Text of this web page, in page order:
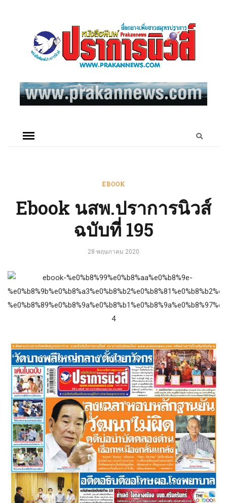
EBOOK
Ebook นสพ.ปราการนิวส์
ฉบับที่ 195
28 พฤษภาคม 2020